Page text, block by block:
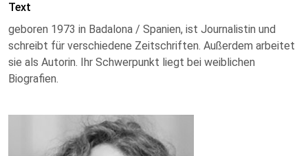
Text
geboren 1973 in Badalona / Spanien, ist Journalistin und
schreibt für verschiedene Zeitschriften. Außerdem arbeitet
sie als Autorin. Ihr Schwerpunkt liegt bei weiblichen
Biografien.